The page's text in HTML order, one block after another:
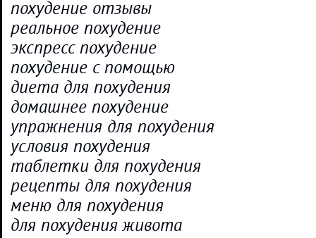
похудение отзывы
реальное похудение
экспресс похудение
похудение с помощью
диета для похудения
домашнее похудение
упражнения для похудения
условия похудения
таблетки для похудения
рецепты для похудения
меню для похудения
для похудения живота